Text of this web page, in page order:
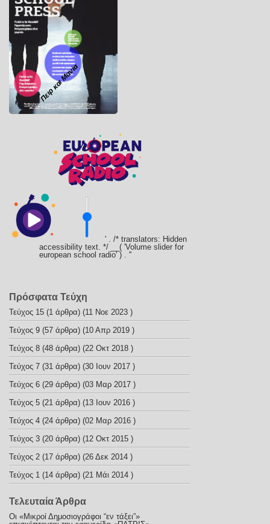
Πειρ και Μανία
' . /* translators: Hidden
accessibility text. */ __( 'Volume slider for
european school radio' ) . ''
Πρόσφατα Τεύχη
Τεύχος 15 (1 άρθρα) (11 Νοε 2023 )
Τεύχος 9 (57 άρθρα) (10 Απρ 2019 )
Τεύχος 8 (48 άρθρα) (22 Οκτ 2018 )
Τεύχος 7 (31 άρθρα) (30 Ιουν 2017 )
Τεύχος 6 (29 άρθρα) (03 Μαρ 2017 )
Τεύχος 5 (21 άρθρα) (13 Ιουν 2016 )
Τεύχος 4 (24 άρθρα) (02 Μαρ 2016 )
Τεύχος 3 (20 άρθρα) (12 Οκτ 2015 )
Τεύχος 2 (17 άρθρα) (26 Δεκ 2014 )
Τεύχος 1 (14 άρθρα) (21 Μάι 2014 )
Τελευταία Άρθρα
Οι «Μικροί Δημοσιογράφοι “εν τάξει”»